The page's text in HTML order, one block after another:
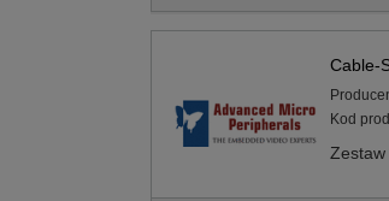
Cable-
Kod